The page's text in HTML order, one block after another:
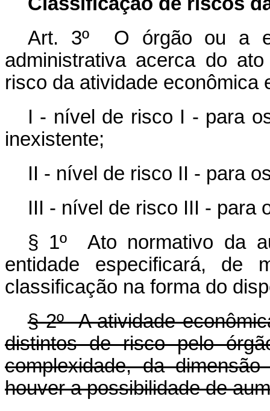
Art. 3º O órgão ou a
administrativa acerca do
risco da atividade
I - nível de risco I - para
inexistente;
II - nível de risco II - para
III - nível de risco III - para
§ 1º Ato normativo da
entidade especificará, de
classificação na forma do
§ 2º A atividade
distintos de risco pelo
complexidade, da
houver a possibilidade de